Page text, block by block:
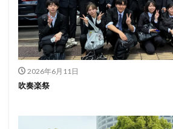
2026年6月11日
吹奏楽祭